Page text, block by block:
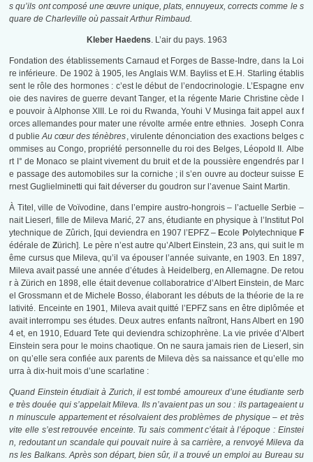
s qu’ils ont composé une œuvre unique, plats, ennuyeux, corrects comme le s
quare de Charleville où passait Arthur Rimbaud.
Kleber Haedens. L’air du pays. 1963
Fondation des établissements Carnaud et Forges de Basse-Indre, dans la Loi
re inférieure. De 1902 à 1905, les Anglais W.M. Bayliss et E.H. Starling établis
sent le rôle des hormones : c’est le début de l’endocrinologie. L’Espagne env
oie des navires de guerre devant Tanger, et la régente Marie Christine cède l
e pouvoir à Alphonse XIII. Le roi du Rwanda, Youhi V Musinga fait appel aux f
orces allemandes pour mater une révolte armée entre ethnies. Joseph Conra
d publieAu cœur des ténèbres, virulente dénonciation des exactions belges c
ommises au Congo, propriété personnelle du roi des Belges, Léopold II. Albe
rt I° de Monaco se plaint vivement du bruit et de la poussière engendrés par l
e passage des automobiles sur la corniche ; il s’en ouvre au docteur suisse E
rnest Guglielminetti qui fait déverser du goudron sur l’avenue Saint Martin.
À Titel, ville de Voïvodine, dans l’empire austro-hongrois – l’actuelle Serbie –
nait Lieserl, fille de Mileva Marić, 27 ans, étudiante en physique à l’Institut Pol
ytechnique de Zûrich, [qui deviendra en 1907 l’EPFZ – Ecole Polytechnique F
édérale deZürich]. Le père n’est autre qu’Albert Einstein, 23 ans, qui suit le m
ême cursus que Mileva, qu’il va épouser l’année suivante, en 1903. En 1897,
Mileva avait passé une année d’études à Heidelberg, en Allemagne. De retou
r à Zürich en 1898, elle était devenue collaboratrice d’Albert Einstein, de Marc
el Grossmann et de Michele Bosso, élaborant les débuts de la théorie de la re
lativité. Enceinte en 1901, Mileva avait quitté l’EPFZ sans en être diplômée et
avait interrompu ses études. Deux autres enfants naîtront, Hans Albert en 190
4 et, en 1910, Eduard Tete qui deviendra schizophrène. La vie privée d’Albert
Einstein sera pour le moins chaotique. On ne saura jamais rien de Lieserl, sin
on qu’elle sera confiée aux parents de Mileva dès sa naissance et qu’elle mo
urra à dix-huit mois d’une scarlatine :
Quand Einstein étudiait à Zurich, il est tombé amoureux d’une étudiante serb
e très douée qui s’appelait Mileva. Ils n’avaient pas un sou : ils partageaient u
n minuscule appartement et résolvaient des problèmes de physique– et très
vite elle s’est retrouvée enceinte. Tu sais comment c’était à l’époque : Einstei
n, redoutant un scandale qui pouvait nuire à sa carrière, a renvoyé Mileva da
ns les Balkans. Après son départ, bien sûr, il a trouvé un emploi au Bureau su